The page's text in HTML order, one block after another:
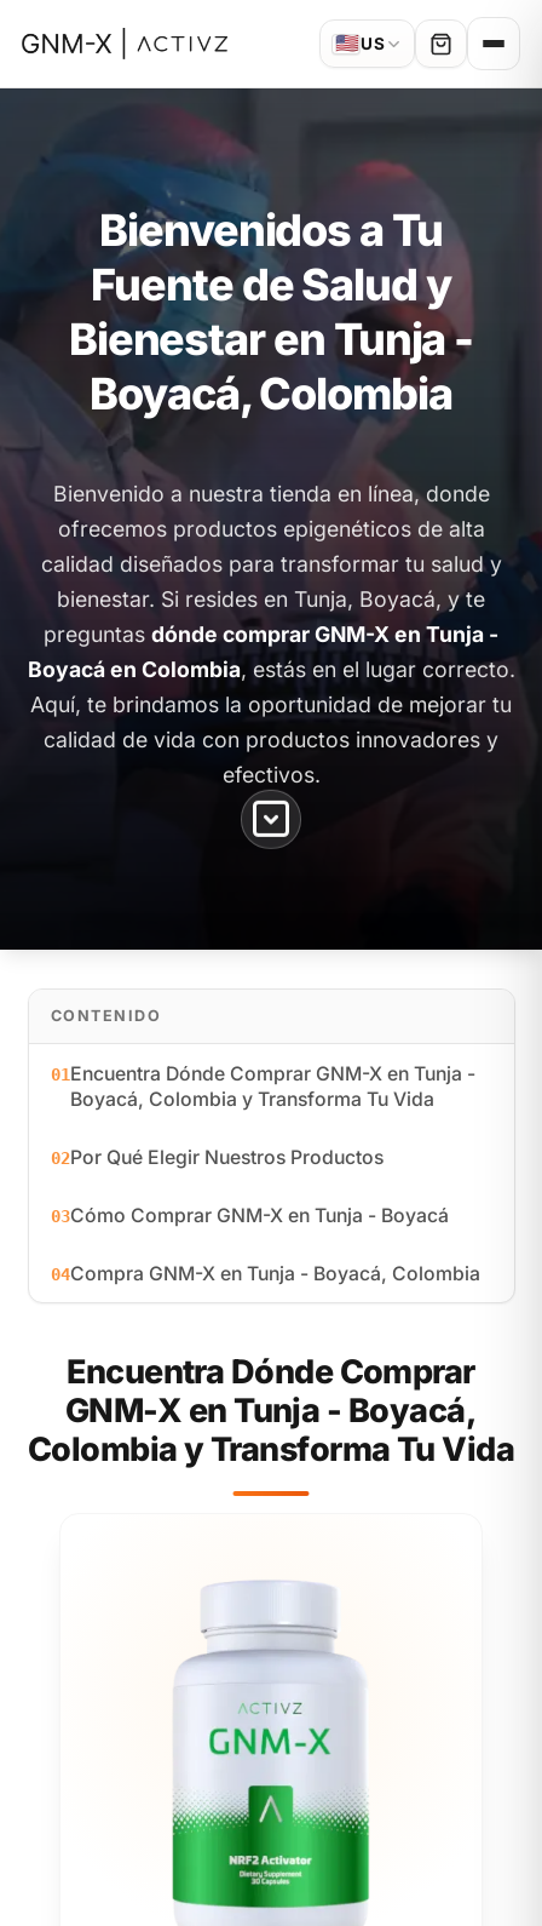
🇺🇸US
Bienvenidos a Tu
Fuente de Salud y
Bienestar en Tunja -
Boyacá, Colombia
Bienvenido a nuestra tienda en línea, donde
ofrecemos productos epigenéticos de alta
calidad diseñados para transformar tu salud y
bienestar. Si resides en Tunja, Boyacá, y te
preguntas dónde comprar GNM-X en Tunja -
Boyacá en Colombia, estás en el lugar correcto.
Aquí, te brindamos la oportunidad de mejorar tu
calidad de vida con productos innovadores y
efectivos.
CONTENIDO
01Encuentra Dónde Comprar GNM-X en Tunja -
Boyacá, Colombia y Transforma Tu Vida
02Por Qué Elegir Nuestros Productos
03Cómo Comprar GNM-X en Tunja - Boyacá
04Compra GNM-X en Tunja - Boyacá, Colombia
Encuentra Dónde Comprar
GNM-X en Tunja - Boyacá,
Colombia y Transforma Tu Vida